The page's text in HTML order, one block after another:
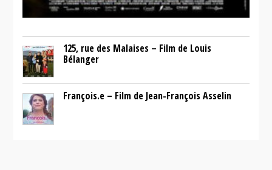
125, rue des Malaises – Film de Louis
Bélanger
François.e – Film de Jean-François Asselin